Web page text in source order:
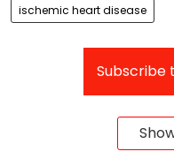
ischemic heart disease
Subscribe